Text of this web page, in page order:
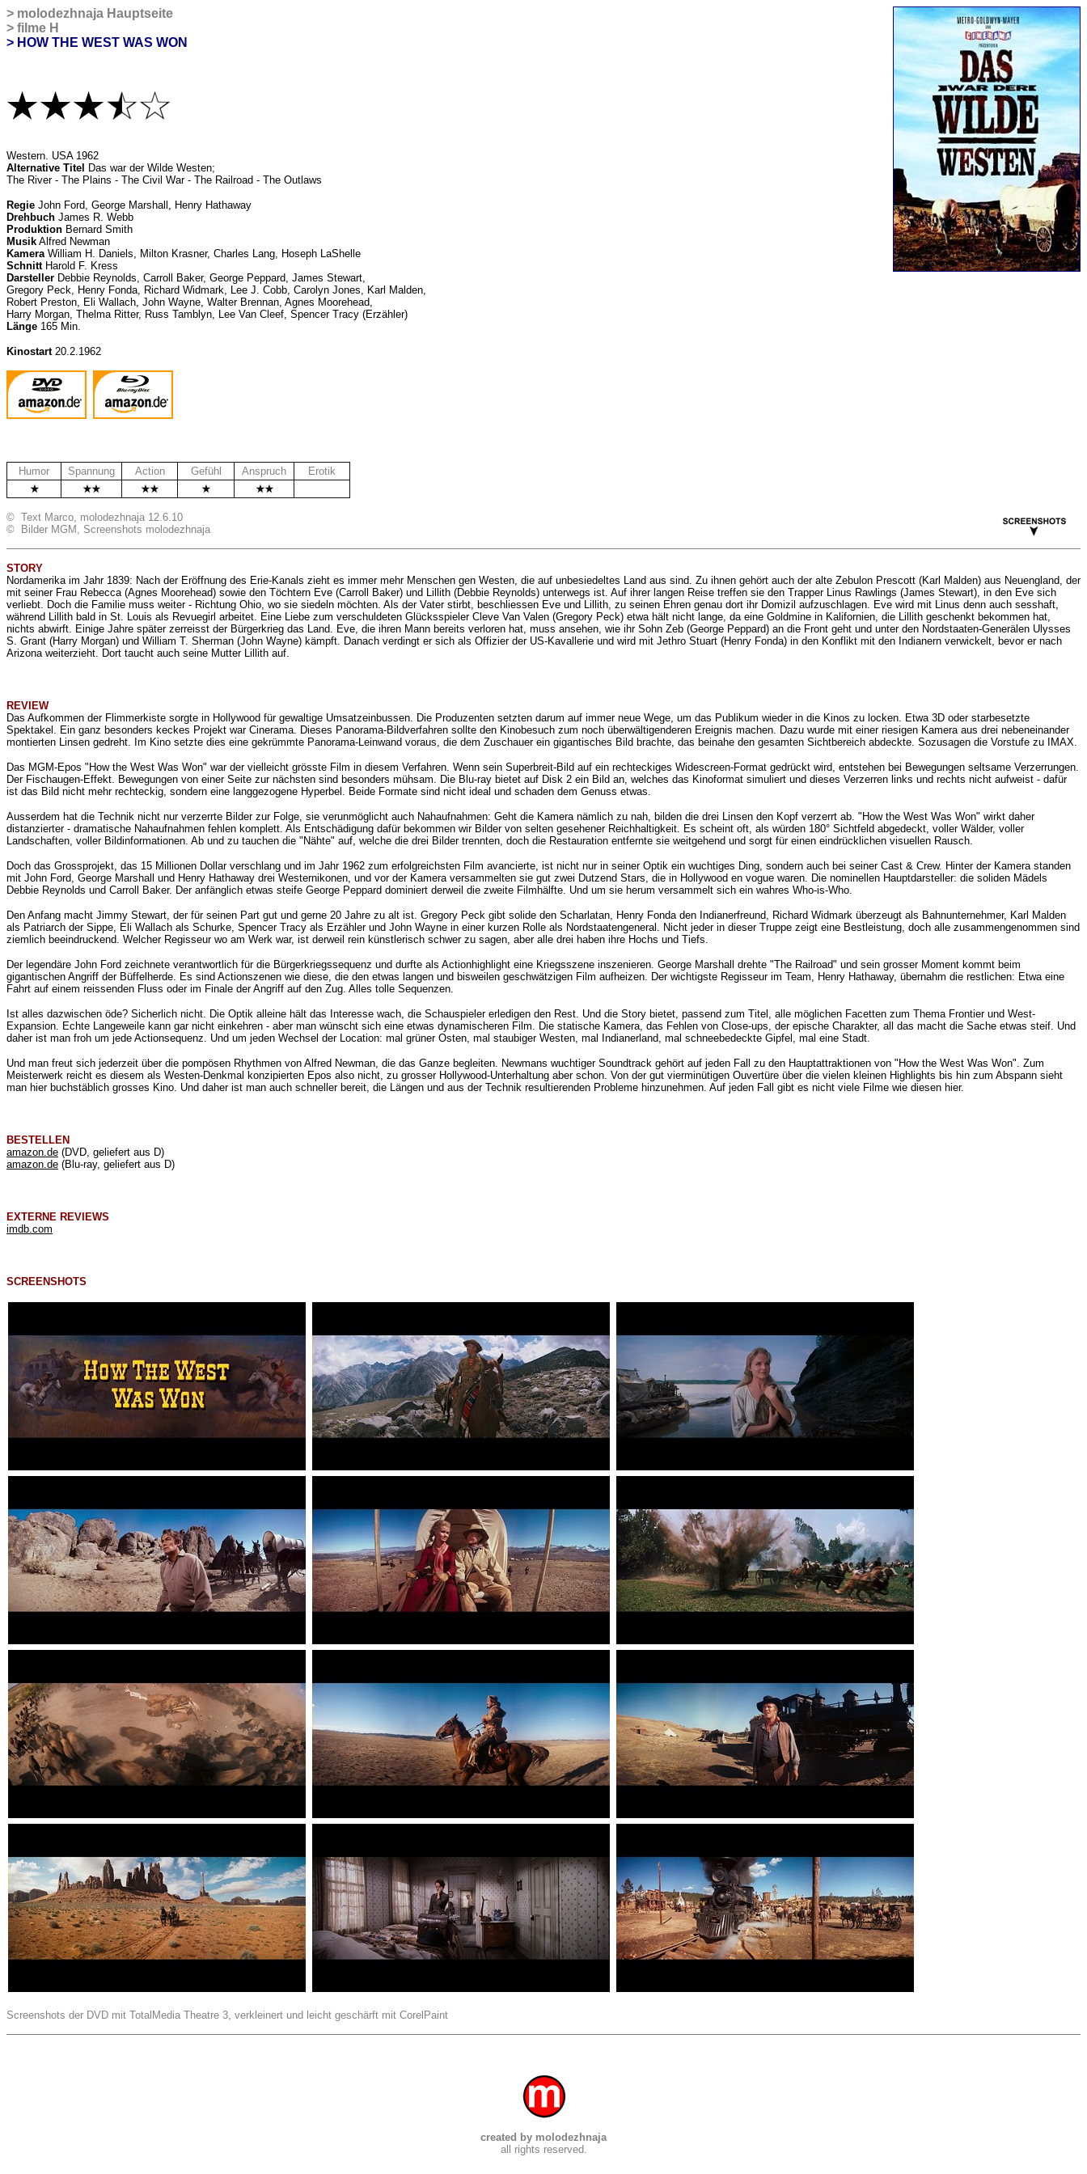
> molodezhnaja Hauptseite
> filme H
> HOW THE WEST WAS WON
Western. USA 1962
Alternative Titel
Das war der Wilde Westen;
The River - The Plains - The Civil War - The Railroad - The Outlaws
Regie John Ford, George Marshall, Henry Hathaway
Drehbuch James R. Webb
Produktion Bernard Smith
Musik Alfred Newman
KameraWilliam H. Daniels, Milton Krasner, Charles Lang, Hoseph LaShelle
SchnittHarold F. Kress
Darsteller Debbie Reynolds, Carroll Baker, George Peppard, James Stewart,
Gregory Peck, Henry Fonda, Richard Widmark, Lee J. Cobb, Carolyn Jones, Karl Malden,
Robert Preston, Eli Wallach, John Wayne, Walter Brennan, Agnes Moorehead,
Harry Morgan, Thelma Ritter, Russ Tamblyn, Lee Van Cleef, Spencer Tracy (Erzähler)
Länge 165 Min.
Kinostart20.2.1962
Humor Spannung Action Gefühl Anspruch
Erotik
© Text Marco, molodezhnaja 12.6.10
© Bilder MGM, Screenshots molodezhnaja
STORY
Nordamerika im Jahr 1839: Nach der Eröffnung des Erie-Kanals zieht es immer mehr Menschen gen Westen, die auf unbesiedeltes Land aus sind. Zu ihnen gehört auch der alte Zebulon Prescott (Karl Malden) aus Neuengland, der
mit seiner Frau Rebecca (Agnes Moorehead) sowie den Töchtern Eve (Carroll Baker) und Lillith (Debbie Reynolds) unterwegs ist. Auf ihrer langen Reise treffen sie den Trapper Linus Rawlings (James Stewart), in den Eve sich
verliebt. Doch die Familie muss weiter - Richtung Ohio, wo sie siedeln möchten. Als der Vater stirbt, beschliessen Eve und Lillith, zu seinen Ehren genau dort ihr Domizil aufzuschlagen. Eve wird mit Linus denn auch sesshaft,
während Lillith bald in St. Louis als Revuegirl arbeitet. Eine Liebe zum verschuldeten Glücksspieler Cleve Van Valen (Gregory Peck) etwa hält nicht lange, da eine Goldmine in Kalifornien, die Lillith geschenkt bekommen hat,
nichts abwirft. Einige Jahre später zerreisst der Bürgerkrieg das Land. Eve, die ihren Mann bereits verloren hat, muss ansehen, wie ihr Sohn Zeb (George Peppard) an die Front geht und unter den Nordstaaten-Generälen Ulysses
S. Grant (Harry Morgan) und William T. Sherman (John Wayne) kämpft. Danach verdingt er sich als Offizier der US-Kavallerie und wird mit Jethro Stuart (Henry Fonda) in den Konflikt mit den Indianern verwickelt, bevor er nach
Arizona weiterzieht. Dort taucht auch seine Mutter Lillith auf.
REVIEW
Das Aufkommen der Flimmerkiste sorgte in Hollywood für gewaltige Umsatzeinbussen. Die Produzenten setzten darum auf immer neue Wege, um das Publikum wieder in die Kinos zu locken. Etwa 3D oder starbesetzte
Spektakel. Ein ganz besonders keckes Projekt war Cinerama. Dieses Panorama-Bildverfahren sollte den Kinobesuch zum noch überwältigenderen Ereignis machen. Dazu wurde mit einer riesigen Kamera aus drei nebeneinander
montierten Linsen gedreht. Im Kino setzte dies eine gekrümmte Panorama-Leinwand voraus, die dem Zuschauer ein gigantisches Bild brachte, das beinahe den gesamten Sichtbereich abdeckte. Sozusagen die Vorstufe zu IMAX.
Das MGM-Epos "How the West Was Won" war der vielleicht grösste Film in diesem Verfahren. Wenn sein Superbreit-Bild auf ein rechteckiges Widescreen-Format gedrückt wird, entstehen bei Bewegungen seltsame Verzerrungen.
Der Fischaugen-Effekt. Bewegungen von einer Seite zur nächsten sind besonders mühsam. Die Blu-ray bietet auf Disk 2 ein Bild an, welches das Kinoformat simuliert und dieses Verzerren links und rechts nicht aufweist - dafür
ist das Bild nicht mehr rechteckig, sondern eine langgezogene Hyperbel. Beide Formate sind nicht ideal und schaden dem Genuss etwas.
Ausserdem hat die Technik nicht nur verzerrte Bilder zur Folge, sie verunmöglicht auch Nahaufnahmen: Geht die Kamera nämlich zu nah, bilden die drei Linsen den Kopf verzerrt ab. "How the West Was Won" wirkt daher
distanzierter - dramatische Nahaufnahmen fehlen komplett. Als Entschädigung dafür bekommen wir Bilder von selten gesehener Reichhaltigkeit. Es scheint oft, als würden 180° Sichtfeld abgedeckt, voller Wälder, voller
Landschaften, voller Bildinformationen. Ab und zu tauchen die "Nähte" auf, welche die drei Bilder trennten, doch die Restauration entfernte sie weitgehend und sorgt für einen eindrücklichen visuellen Rausch.
Doch das Grossprojekt, das 15 Millionen Dollar verschlang und im Jahr 1962 zum erfolgreichsten Film avancierte, ist nicht nur in seiner Optik ein wuchtiges Ding, sondern auch bei seiner Cast & Crew. Hinter der Kamera standen
mit John Ford, George Marshall und Henry Hathaway drei Westernikonen, und vor der Kamera versammelten sie gut zwei Dutzend Stars, die in Hollywood en vogue waren. Die nominellen Hauptdarsteller: die soliden Mädels
Debbie Reynolds und Carroll Baker. Der anfänglich etwas steife George Peppard dominiert derweil die zweite Filmhälfte. Und um sie herum versammelt sich ein wahres Who-is-Who.
Den Anfang macht Jimmy Stewart, der für seinen Part gut und gerne 20 Jahre zu alt ist. Gregory Peck gibt solide den Scharlatan, Henry Fonda den Indianerfreund, Richard Widmark überzeugt als Bahnunternehmer, Karl Malden
als Patriarch der Sippe, Eli Wallach als Schurke, Spencer Tracy als Erzähler und John Wayne in einer kurzen Rolle als Nordstaatengeneral. Nicht jeder in dieser Truppe zeigt eine Bestleistung, doch alle zusammengenommen sind
ziemlich beeindruckend. Welcher Regisseur wo am Werk war, ist derweil rein künstlerisch schwer zu sagen, aber alle drei haben ihre Hochs und Tiefs.
Der legendäre John Ford zeichnete verantwortlich für die Bürgerkriegssequenz und durfte als Actionhighlight eine Kriegsszene inszenieren. George Marshall drehte "The Railroad" und sein grosser Moment kommt beim
gigantischen Angriff der Büffelherde. Es sind Actionszenen wie diese, die den etwas langen und bisweilen geschwätzigen Film aufheizen. Der wichtigste Regisseur im Team, Henry Hathaway, übernahm die restlichen: Etwa eine
Fahrt auf einem reissenden Fluss oder im Finale der Angriff auf den Zug. Alles tolle Sequenzen.
Ist alles dazwischen öde? Sicherlich nicht. Die Optik alleine hält das Interesse wach, die Schauspieler erledigen den Rest. Und die Story bietet, passend zum Titel, alle möglichen Facetten zum Thema Frontier und West-
Expansion. Echte Langeweile kann gar nicht einkehren - aber man wünscht sich eine etwas dynamischeren Film. Die statische Kamera, das Fehlen von Close-ups, der epische Charakter, all das macht die Sache etwas steif. Und
daher ist man froh um jede Actionsequenz. Und um jeden Wechsel der Location: mal grüner Osten, mal staubiger Westen, mal Indianerland, mal schneebedeckte Gipfel, mal eine Stadt.
Und man freut sich jederzeit über die pompösen Rhythmen von Alfred Newman, die das Ganze begleiten. Newmans wuchtiger Soundtrack gehört auf jeden Fall zu den Hauptattraktionen von "How the West Was Won". Zum
Meisterwerk reicht es diesem als Westen-Denkmal konzipierten Epos also nicht, zu grosser Hollywood-Unterhaltung aber schon. Von der gut vierminütigen Ouvertüre über die vielen kleinen Highlights bis hin zum Abspann sieht
man hier buchstäblich grosses Kino. Und daher ist man auch schneller bereit, die Längen und aus der Technik resultierenden Probleme hinzunehmen. Auf jeden Fall gibt es nicht viele Filme wie diesen hier.
BESTELLEN
amazon.de (DVD, geliefert aus D)
amazon.de (Blu-ray, geliefert aus D)
EXTERNE REVIEWS
imdb.com
SCREENSHOTS
Screenshots der DVD mit TotalMedia Theatre 3, verkleinert und leicht geschärft mit CorelPaint
created by molodezhnaja
all rights reserved.